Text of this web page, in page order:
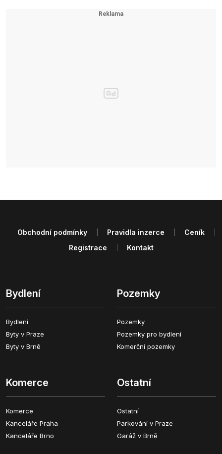
Bydlení
Bydlení
Byty v Praze
Byty v Brně
Pozemky
Pozemky
Pozemky pro bydlení
Komerční pozemky
Komerce
Komerce
Kanceláře Praha
Kanceláře Brno
Ostatní
Ostatní
Parkování v Praze
Garáž v Brně
Obchodní podmínky Pravidla inzerce
Ceník
Registrace
Kontakt